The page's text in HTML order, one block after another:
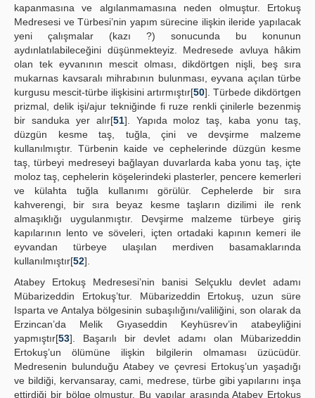
kapanmasına ve algılanmamasına neden olmuştur. Ertokuş
Medresesi ve Türbesi’nin yapım sürecine ilişkin ileride yapılacak
yeni çalışmalar (kazı ?) sonucunda bu konunun
aydınlatılabileceğini düşünmekteyiz. Medresede avluya hâkim
olan tek eyvanının mescit olması, dikdörtgen nişli, beş sıra
mukarnas kavsaralı mihrabının bulunması, eyvana açılan türbe
kurgusu mescit-türbe ilişkisini artırmıştır[50]. Türbede dikdörtgen
prizmal, delik işi/ajur tekniğinde fi ruze renkli çinilerle bezenmiş
bir sanduka yer alır[51]. Yapıda moloz taş, kaba yonu taş,
düzgün kesme taş, tuğla, çini ve devşirme malzeme
kullanılmıştır. Türbenin kaide ve cephelerinde düzgün kesme
taş, türbeyi medreseyi bağlayan duvarlarda kaba yonu taş, içte
moloz taş, cephelerin köşelerindeki plasterler, pencere kemerleri
ve külahta tuğla kullanımı görülür. Cephelerde bir sıra
kahverengi, bir sıra beyaz kesme taşların dizilimi ile renk
almaşıklığı uygulanmıştır. Devşirme malzeme türbeye giriş
kapılarının lento ve söveleri, içten ortadaki kapının kemeri ile
eyvandan türbeye ulaşılan merdiven basamaklarında
kullanılmıştır[52].
Atabey Ertokuş Medresesi’nin banisi Selçuklu devlet adamı
Mübarizeddin Ertokuş’tur. Mübarizeddin Ertokuş, uzun süre
Isparta ve Antalya bölgesinin subaşılığını/valiliğini, son olarak da
Erzincan’da Melik Gıyaseddin Keyhüsrev’in atabeyliğini
yapmıştır[53]. Başarılı bir devlet adamı olan Mübarizeddin
Ertokuş’un ölümüne ilişkin bilgilerin olmaması üzücüdür.
Medresenin bulunduğu Atabey ve çevresi Ertokuş’un yaşadığı
ve bildiği, kervansaray, cami, medrese, türbe gibi yapılarını inşa
ettirdiği bir bölge olmuştur. Bu yapılar arasında Atabey Ertokuş